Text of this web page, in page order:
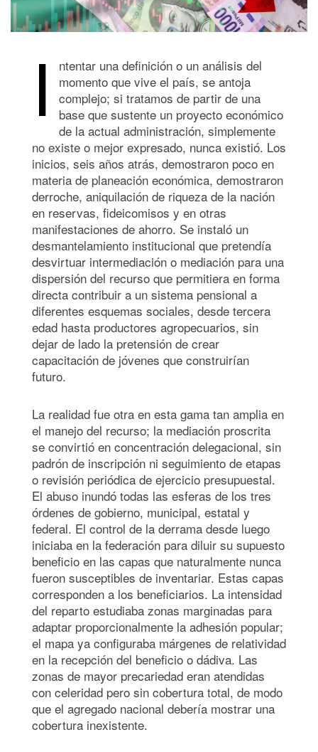
I
ntentar una definición o un análisis del
momento que vive el país, se antoja
complejo; si tratamos de partir de una
base que sustente un proyecto económico
de la actual administración, simplemente
no existe o mejor expresado, nunca existió. Los
inicios, seis años atrás, demostraron poco en
materia de planeación económica, demostraron
derroche, aniquilación de riqueza de la nación
en reservas, fideicomisos y en otras
manifestaciones de ahorro. Se instaló un
desmantelamiento institucional que pretendía
desvirtuar intermediación o mediación para una
dispersión del recurso que permitiera en forma
directa contribuir a un sistema pensional a
diferentes esquemas sociales, desde tercera
edad hasta productores agropecuarios, sin
dejar de lado la pretensión de crear
capacitación de jóvenes que construirían
futuro.
La realidad fue otra en esta gama tan amplia en
el manejo del recurso; la mediación proscrita
se convirtió en concentración delegacional, sin
padrón de inscripción ni seguimiento de etapas
o revisión periódica de ejercicio presupuestal.
El abuso inundó todas las esferas de los tres
órdenes de gobierno, municipal, estatal y
federal. El control de la derrama desde luego
iniciaba en la federación para diluir su supuesto
beneficio en las capas que naturalmente nunca
fueron susceptibles de inventariar. Estas capas
corresponden a los beneficiarios. La intensidad
del reparto estudiaba zonas marginadas para
adaptar proporcionalmente la adhesión popular;
el mapa ya configuraba márgenes de relatividad
en la recepción del beneficio o dádiva. Las
zonas de mayor precariedad eran atendidas
con celeridad pero sin cobertura total, de modo
que el agregado nacional debería mostrar una
cobertura inexistente.